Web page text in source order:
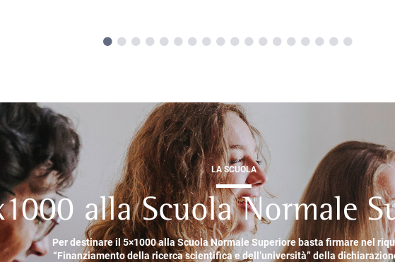
LA SCUOLA
alla Scuola Normale
Per destinare il 5×1000 alla Scuola Normale Superiore basta firmare nel
“Finanziamento della ricerca scientifica e dell’università” della